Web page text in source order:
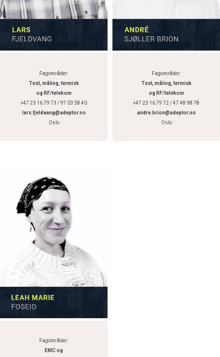
Fagområder:
Test, måling, termisk
og RF/telekom
+47 23 16 79 73 / 97 03 58 40
lars.fjeldvang@adeptor.no
Oslo
Fagområder:
Test, måling, termisk
og RF/telekom
+47 23 16 79 72 / 47 48 98 78
andre.brion@adeptor.no
Oslo
Fagområder:
EMC og